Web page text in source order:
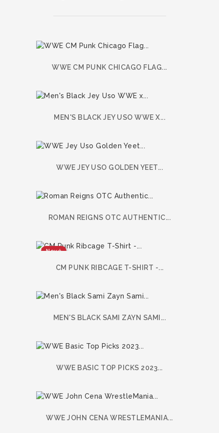
WWE CM PUNK CHICAGO FLAG...
MEN'S BLACK JEY USO WWE X...
WWE JEY USO GOLDEN YEET...
ROMAN REIGNS OTC AUTHENTIC...
Nové
CM PUNK RIBCAGE T-SHIRT -...
MEN'S BLACK SAMI ZAYN SAMI...
WWE BASIC TOP PICKS 2023...
WWE JOHN CENA WRESTLEMANIA...